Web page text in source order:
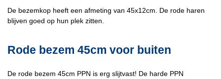
De bezemkop heeft een afmeting van 45x12cm. De rode haren
blijven goed op hun plek zitten.
Rode bezem 45cm voor buiten
De rode bezem 45cm PPN is erg slijtvast! De harde PPN